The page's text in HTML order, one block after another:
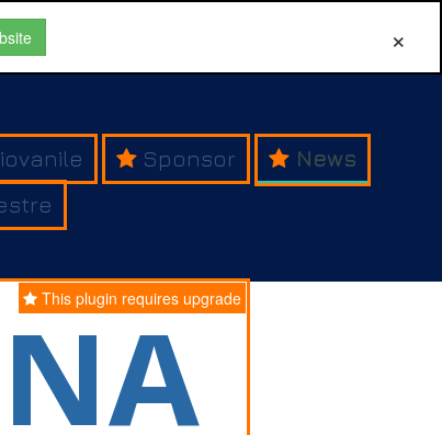
Sponsor
News
This plugin requires upgrade